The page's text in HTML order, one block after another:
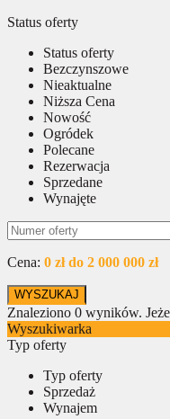
Status oferty
Status oferty
Bezczynszowe
Nieaktualne
Niższa Cena
Nowość
Ogródek
Polecane
Rezerwacja
Sprzedane
Wynajęte
Cena: 0 zł do 2 000 000 zł
Znaleziono 0 wyników.
Wyszukiwarka
Typ oferty
Typ oferty
Sprzedaż
Wynajem